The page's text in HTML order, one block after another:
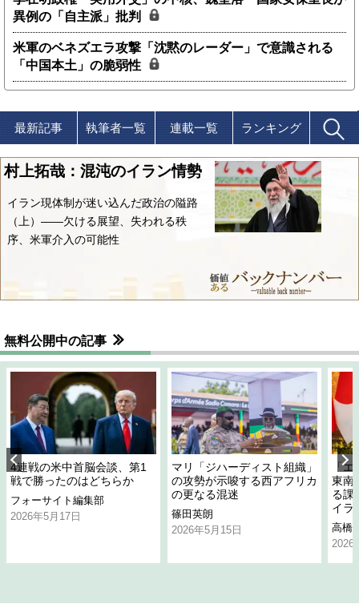
異例の「自主派」批判
米軍のベネズエラ攻撃「沈黙のレーダー」で意識される
「中国本土」の脆弱性
最新記事 執筆者一覧 連載一覧 ランキング
村上拓哉：混沌のイラン情勢
イラン現体制が迷い込んだ政治の隘路
（上）――欠ける展望、失われる秩
序、米軍介入の可能性
無料公開中の記事
4連戦の米中首脳会談、第1
戦で勝ったのはどちらか
フォーサイト編集部
2026年5月17日
マリ「ジハーディスト組織」
の攻勢が示唆する西アフリカ
の更なる混迷
篠田英朗
2026年5月15日
「
東南
る課
イラ
高橋
2026